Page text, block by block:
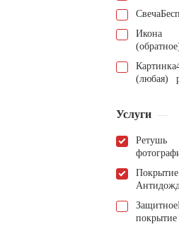
Свеча
Икона
Картинка
(любая)
Услуги
Ретушь
Покрытие
Защитное
покрытие